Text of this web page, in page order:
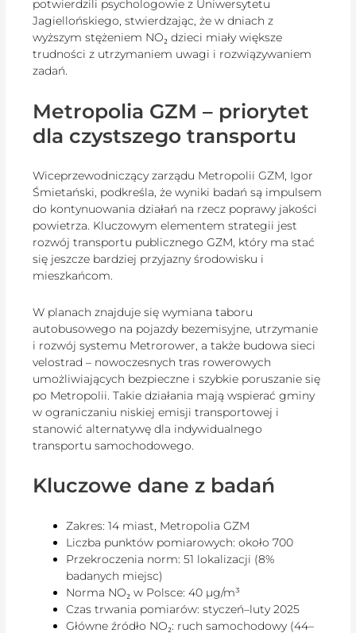
potwierdzili psychologowie z Uniwersytetu
Jagiellońskiego, stwierdzając, że w dniach z
wyższym stężeniem NO₂ dzieci miały większe
trudności z utrzymaniem uwagi i rozwiązywaniem
zadań.
Metropolia GZM – priorytet
dla czystszego transportu
Wiceprzewodniczący zarządu Metropolii GZM, Igor
Śmietański, podkreśla, że wyniki badań są impulsem
do kontynuowania działań na rzecz poprawy jakości
powietrza. Kluczowym elementem strategii jest
rozwój transportu publicznego GZM, który ma stać
się jeszcze bardziej przyjazny środowisku i
mieszkańcom.
W planach znajduje się wymiana taboru
autobusowego na pojazdy bezemisyjne, utrzymanie
i rozwój systemu Metrorower, a także budowa sieci
velostrad – nowoczesnych tras rowerowych
umożliwiających bezpieczne i szybkie poruszanie się
po Metropolii. Takie działania mają wspierać gminy
w ograniczaniu niskiej emisji transportowej i
stanowić alternatywę dla indywidualnego
transportu samochodowego.
Kluczowe dane z badań
Zakres: 14 miast, Metropolia GZM
Liczba punktów pomiarowych: około 700
Przekroczenia norm: 51 lokalizacji (8%
badanych miejsc)
Norma NO₂ w Polsce: 40 µg/m³
Czas trwania pomiarów: styczeń–luty 2025
Główne źródło NO₂: ruch samochodowy (44–